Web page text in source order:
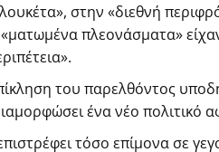
στην «διεθνή
«ματωμένα πλεονάσματα»
του παρελθόντος
ένα νέο
τόσο επίμονα σε